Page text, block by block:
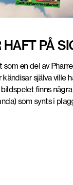
PÅ
som en del av
själva ville
finns
som synts i